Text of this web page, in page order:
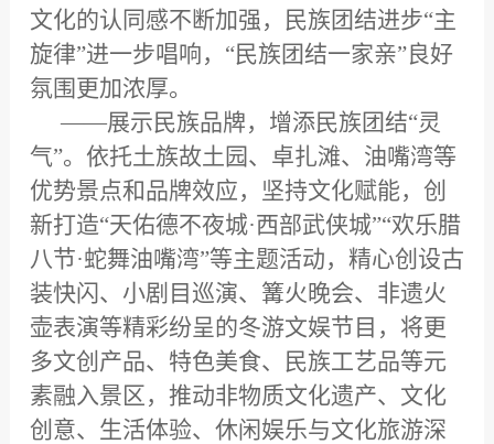
文化的认同感不断加强，民族团结进步“主
旋律”进一步唱响，“民族团结一家亲”良好
氛围更加浓厚。
——展示民族品牌，增添民族团结“灵
气”。依托土族故土园、卓扎滩、油嘴湾等
优势景点和品牌效应，坚持文化赋能，创
新打造“天佑德不夜城·西部武侠城”“欢乐腊
八节·蛇舞油嘴湾”等主题活动，精心创设古
装快闪、小剧目巡演、篝火晚会、非遗火
壶表演等精彩纷呈的冬游文娱节目，将更
多文创产品、特色美食、民族工艺品等元
素融入景区，推动非物质文化遗产、文化
创意、生活体验、休闲娱乐与文化旅游深